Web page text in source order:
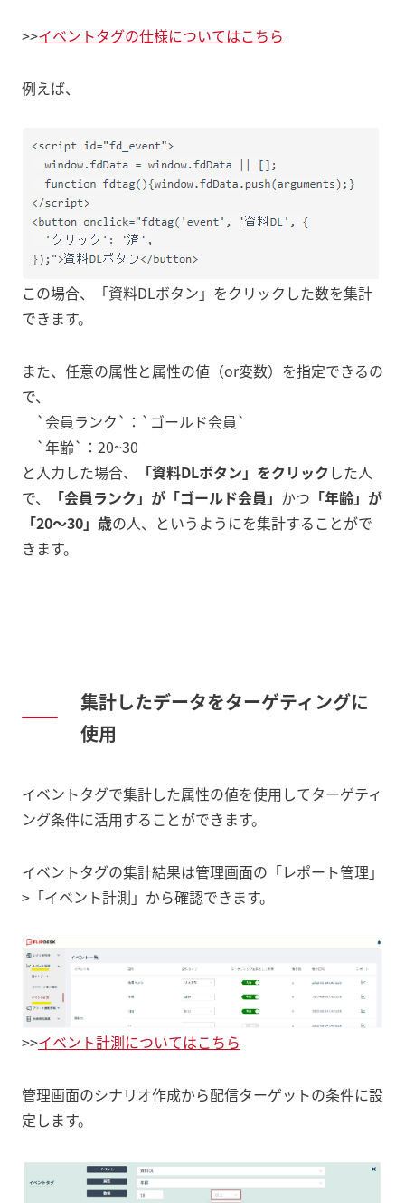
>>イベントタグの仕様についてはこちら
例えば、
この場合、「資料DLボタン」をクリックした数を集計
できます。
また、任意の属性と属性の値（or変数）を指定できるの
で、
`会員ランク`：`ゴールド会員`
`年齢`：20~30
と入力した場合、
「資料DLボタン」をクリック した人
で、
「会員ランク」が「ゴールド会員」 かつ 「年齢」が
「20～30」歳の人、というようにを集計することがで
きます。
集計したデータをターゲティングに
使用
イベントタグで集計した属性の値を使用してターゲティ
ング条件に活用することができます。
イベントタグの集計結果は管理画面の「レポート管理」
>「イベント計測」から確認できます。
>>イベント計測についてはこちら
管理画面のシナリオ作成から配信ターゲットの条件に設
定します。